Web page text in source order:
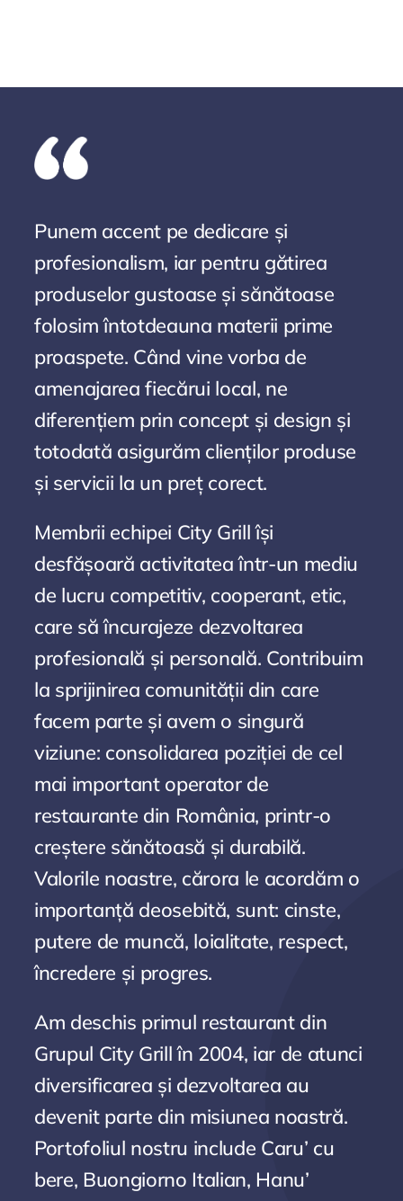
Punem accent pe dedicare și
profesionalism, iar pentru gătirea
produselor gustoase și sănătoase
folosim întotdeauna materii prime
proaspete. Când vine vorba de
amenajarea fiecărui local, ne
diferențiem prin concept și design și
totodată asigurăm clienților produse
și servicii la un preț corect.
Membrii echipei City Grill își
desfășoară activitatea într-un mediu
de lucru competitiv, cooperant, etic,
care să încurajeze dezvoltarea
profesională și personală. Contribuim
la sprijinirea comunității din care
facem parte și avem o singură
viziune: consolidarea poziției de cel
mai important operator de
restaurante din România, printr-o
creștere sănătoasă și durabilă.
Valorile noastre, cărora le acordăm o
importanță deosebită, sunt: cinste,
putere de muncă, loialitate, respect,
încredere și progres.
Am deschis primul restaurant din
Grupul City Grill în 2004, iar de atunci
diversificarea și dezvoltarea au
devenit parte din misiunea noastră.
Portofoliul nostru include Caru’ cu
bere, Buongiorno Italian, Hanu’